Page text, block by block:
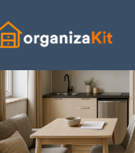
para
o
conteúdo